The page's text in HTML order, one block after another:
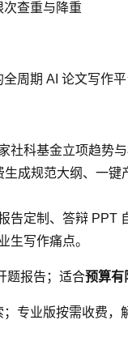
次查重与降重
周期 AI 论文写作平
社科基金立项趋势
生成规范大纲、一
告定制、答辩 PPT
生写作痛点。
题报告；适合预算有
专业版按需收费